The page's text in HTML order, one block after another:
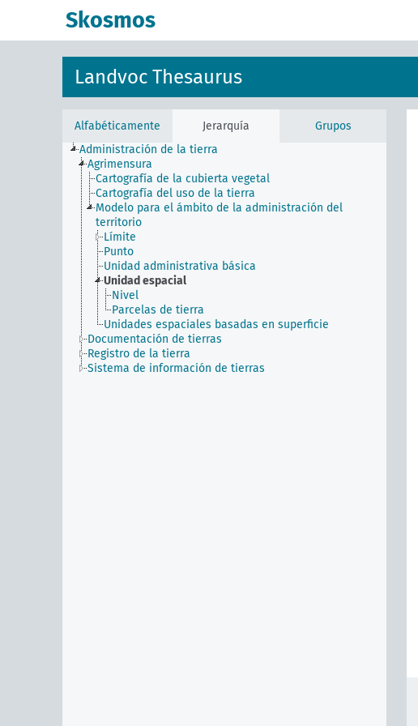
Skosmos
Landvoc Thesaurus
Alfabéticamente Jerarquía
Grupos
Administración de la tierra
Agrimensura
Cartografía de la cubierta vegetal
Cartografía del uso de la tierra
Modelo para el ámbito de la administración del
territorio
Límite
Punto
Unidad administrativa básica
Unidad espacial
Nivel
Parcelas de tierra
Unidades espaciales basadas en superficie
Documentación de tierras
Registro de la tierra
Sistema de información de tierras